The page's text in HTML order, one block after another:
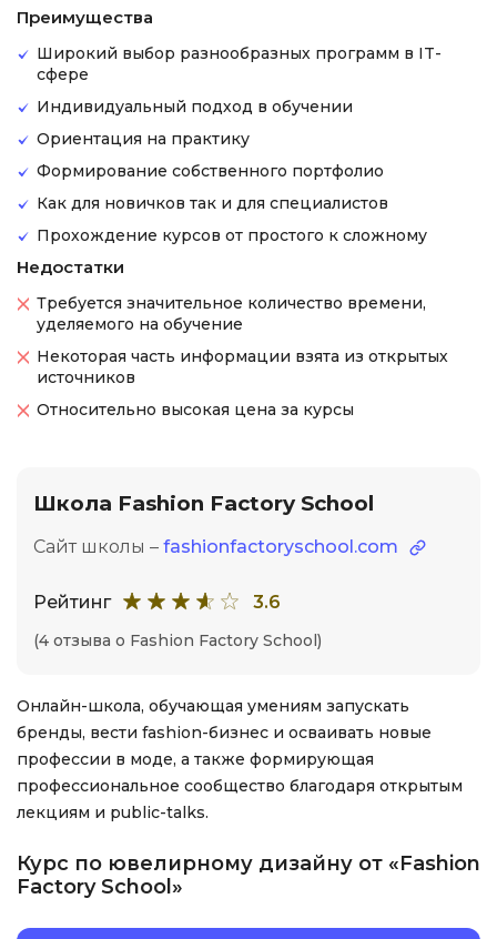
Преимущества
Широкий выбор разнообразных программ в IT-
сфере
Индивидуальный подход в обучении
Ориентация на практику
Формирование собственного портфолио
Как для новичков так и для специалистов
Прохождение курсов от простого к сложному
Недостатки
Требуется значительное количество времени,
уделяемого на обучение
Некоторая часть информации взята из открытых
источников
Относительно высокая цена за курсы
Школа Fashion Factory School
Сайт школы – fashionfactoryschool.com
Рейтинг 3.6
(4 отзыва о Fashion Factory School)
Онлайн-школа, обучающая умениям запускать
бренды, вести fashion-бизнес и осваивать новые
профессии в моде, а также формирующая
профессиональное сообщество благодаря открытым
лекциям и public-talks.
Курс по ювелирному дизайну от «Fashion
Factory School»